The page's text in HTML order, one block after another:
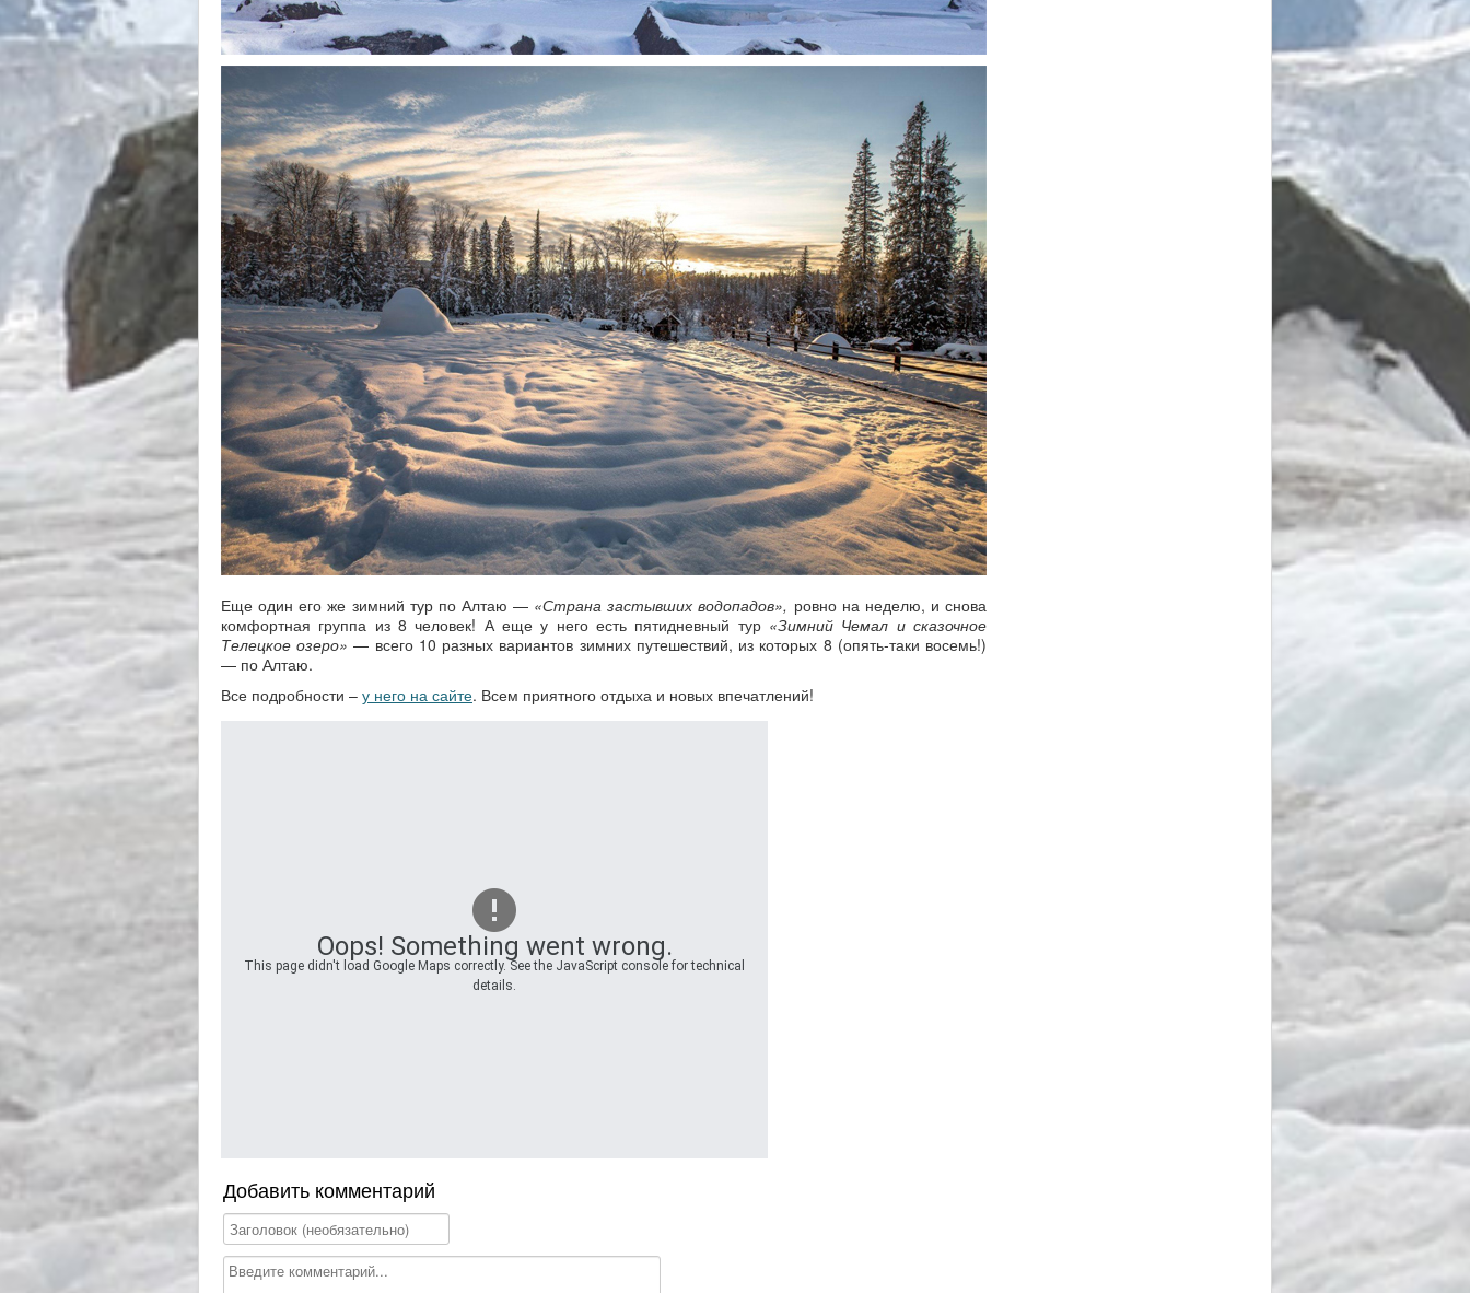
Еще один его же зимний тур по Алтаю — «Страна застывших водопадов», ровно на неделю, и снова
комфортная группа из 8 человек! А еще у него есть пятидневный тур «Зимний Чемал и сказочное
Телецкое озеро» — всего 10 разных вариантов зимних путешествий, из которых 8 (опять-таки восемь!)
— по Алтаю.
Все подробности – у него на сайте. Всем приятного отдыха и новых впечатлений!
Oops! Something went wrong.
This page didn't load Google Maps correctly. See the JavaScript console for technical
details.
Добавить комментарий